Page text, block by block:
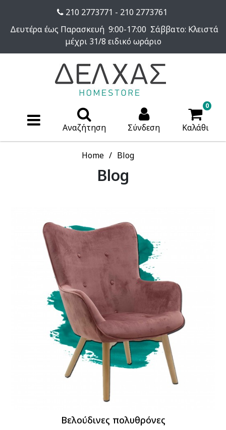
210 2773771 - 210 2773761
Δευτέρα έως Παρασκευή 9:00-17:00 Σάββατο: Κλειστά
μέχρι 31/8 ειδικό ωράριο
Αναζήτηση Σύνδεση
0
Καλάθι
Home Blog
Blog
Βελούδινες πολυθρόνες